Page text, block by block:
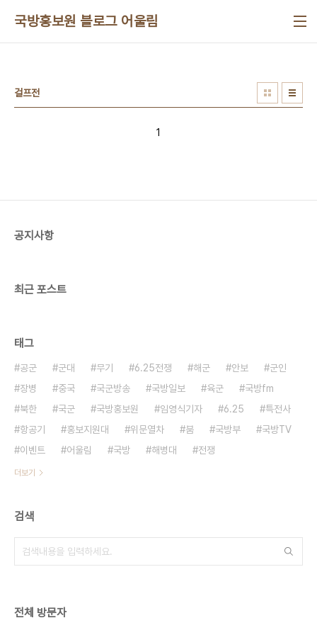
국방홍보원 블로그 어울림
걸프전
1
공지사항
최근 포스트
태그
공군 군대 무기 6.25전쟁 해군 안보
군인
장병
중국 국군방송 국방일보 육군
국방fm
북한
국군 국방홍보원 임영식기자 6.25
특전사
항공기
홍보지원대 위문열차 붐 국방부
국방TV
이벤트
어울림 국방 해병대 전쟁
더보기
검색
전체 방문자